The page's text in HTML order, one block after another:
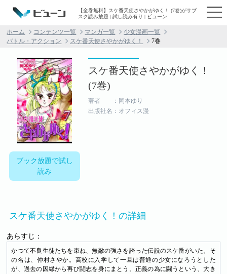
【全巻無料】スケ番天使さやかがゆく！ (7巻)がサブ
スク読み放題 | 試し読み有り | ビューン
ホーム コンテンツ一覧 マンガ一覧
少女漫画一覧
バトル・アクション
スケ番天使さやかがゆく！ 7巻
ブック放題で試し
読み
スケ番天使さやかがゆく！
(7巻)
著者 ：岡本ゆり
出版社名：オフィス漫
スケ番天使さやかがゆく！の詳細
あらすじ：
かつて不良生徒たちを束ね、無敵の強さを誇った伝説のスケ番がいた。そ
の名は、仲村さやか。高校に入学して一旦は普通の少女になろうとした
が、過去の因縁から再び闘志を身にまとう。正義の為に闘うという、大き